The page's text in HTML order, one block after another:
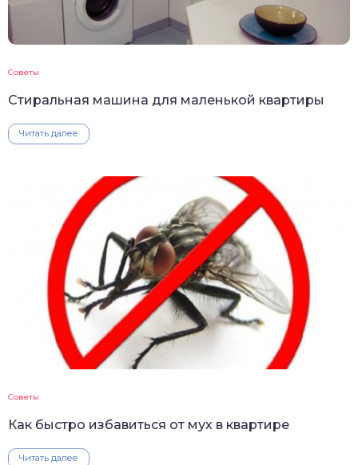
Советы
Стиральная машина для маленькой квартиры
Читать далее
Советы
Как быстро избавиться от мух в квартире
Читать далее